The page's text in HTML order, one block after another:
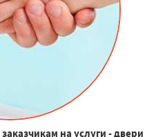
на услуги - двери